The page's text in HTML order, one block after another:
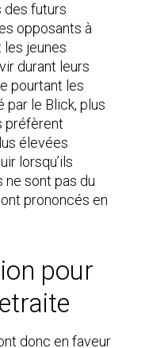
des futurs
opposants à
jeunes
durant leurs
pourtant les
par le Blick, plus
préfèrent
élevées
lorsqu’ils
ne sont pas du
prononcés en
pour
donc en faveur